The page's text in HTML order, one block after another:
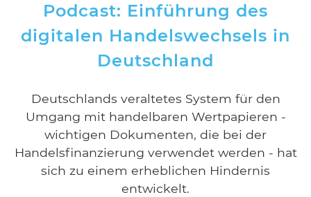
Podcast: Einführung des
digitalen Handelswechsels in
Deutschland
Deutschlands veraltetes System für den
Umgang mit handelbaren Wertpapieren -
wichtigen Dokumenten, die bei der
Handelsfinanzierung verwendet werden - hat
sich zu einem erheblichen Hindernis
entwickelt.